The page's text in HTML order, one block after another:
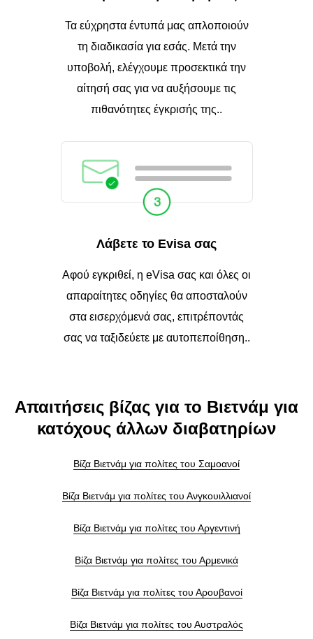
Τα εύχρηστα έντυπά μας απλοποιούν
τη διαδικασία για εσάς. Μετά την
υποβολή, ελέγχουμε προσεκτικά την
αίτησή σας για να αυξήσουμε τις
πιθανότητες έγκρισής της..
Λάβετε το Evisa σας
Αφού εγκριθεί, η eVisa σας και όλες οι
απαραίτητες οδηγίες θα αποσταλούν
στα εισερχόμενά σας, επιτρέποντάς
σας να ταξιδεύετε με αυτοπεποίθηση..
Απαιτήσεις βίζας για το Βιετνάμ για
κατόχους άλλων διαβατηρίων
Βίζα Βιετνάμ για πολίτες του Σαμοανοί
Βίζα Βιετνάμ για πολίτες του Ανγκουιλλιανοί
Βίζα Βιετνάμ για πολίτες του Αργεντινή
Βίζα Βιετνάμ για πολίτες του Αρμενικά
Βίζα Βιετνάμ για πολίτες του Αρουβανοί
Βίζα Βιετνάμ για πολίτες του Αυστραλός